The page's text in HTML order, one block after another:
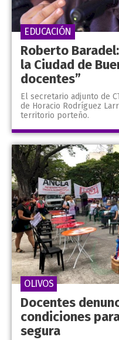
Roberto
la Ciudad de
docentes”
El secretario adjunto de
de Horacio Rodríguez
territorio porteño.
EDUCACIÓN
Docentes
condiciones
segura
OLIVOS